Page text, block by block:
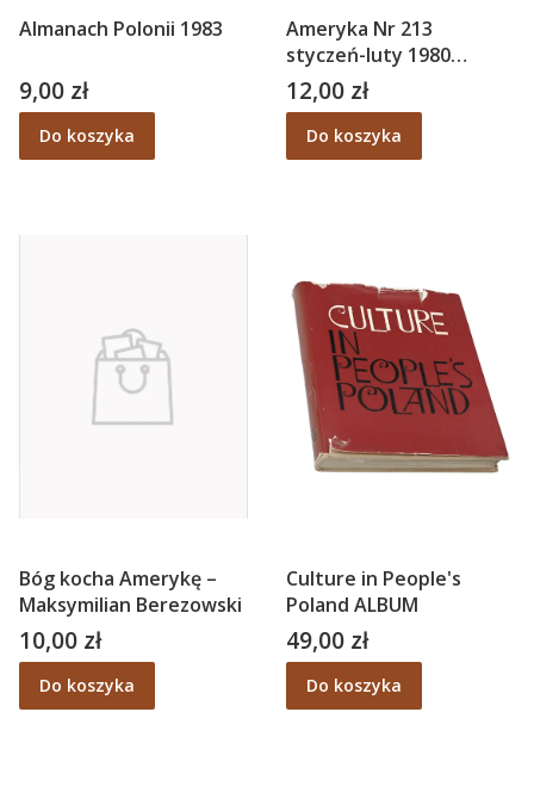
Almanach Polonii 1983
Cena
9,00 zł
Do koszyka
Ameryka Nr 213
styczeń-luty 1980
dwumiesięcznik
Rokowania przyniosą
pożytek każdej ze stron
Cena
12,00 zł
Do koszyka
Bóg kocha Amerykę –
Maksymilian Berezowski
Cena
10,00 zł
Do koszyka
Culture in People's
Poland ALBUM
Cena
49,00 zł
Do koszyka